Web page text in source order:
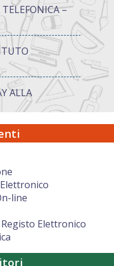
–
ALLA
E GIOCO:
line
Elettronico